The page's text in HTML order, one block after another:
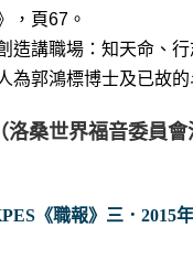
，頁67。
造講職場：知天命、
為郭鴻標博士及已故
洛桑世界福音委員
《職報》三．2015年